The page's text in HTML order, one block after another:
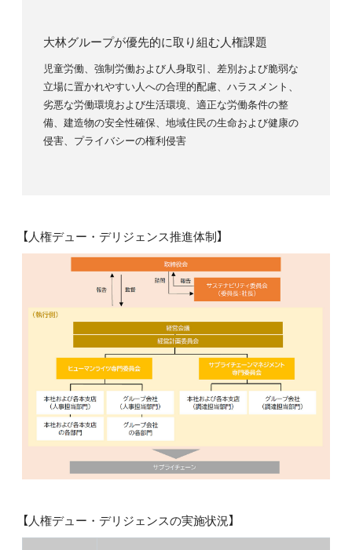
大林グループが優先的に取り組む人権課題
児童労働、強制労働および人身取引、差別および脆弱な
立場に置かれやすい人への合理的配慮、ハラスメント、
劣悪な労働環境および生活環境、適正な労働条件の整
備、建造物の安全性確保、地域住民の生命および健康の
侵害、プライバシーの権利侵害
【人権デュー・デリジェンス推進体制】
【人権デュー・デリジェンスの実施状況】